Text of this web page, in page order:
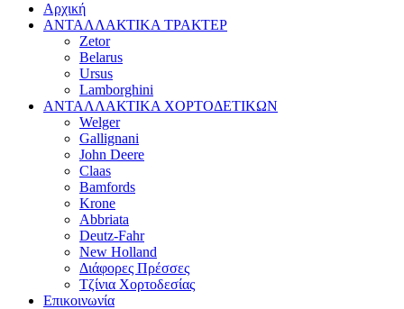
Αρχική
ΑΝΤΑΛΛΑΚΤΙΚΑ ΤΡΑΚΤΕΡ
Zetor
Belarus
Ursus
Lamborghini
ΑΝΤΑΛΛΑΚΤΙΚΑ ΧΟΡΤΟΔΕΤΙΚΩΝ
Welger
Gallignani
John Deere
Claas
Bamfords
Krone
Abbriata
Deutz-Fahr
New Holland
Διάφορες Πρέσσες
Τζίνια Χορτοδεσίας
Επικοινωνία